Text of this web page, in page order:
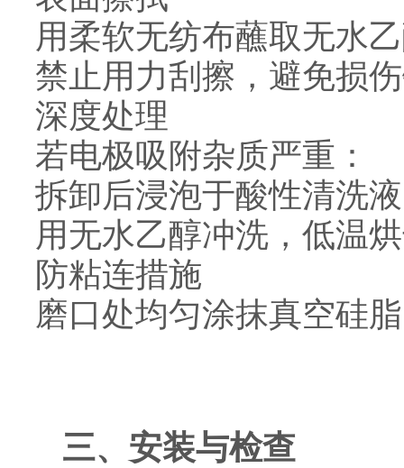
用柔软无纺布蘸取无水
禁止用力刮擦，避免损
深度处理
若电极吸附杂质严重：
拆卸后浸泡于酸性清洗
用无水乙醇冲洗，低温
防粘连措施
磨口处均匀涂抹真空硅
三、安装与检查